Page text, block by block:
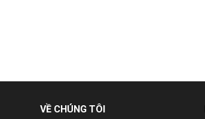
VỀ CHÚNG TÔI